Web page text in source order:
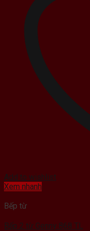
Add to wishlist
Xem nhanh
Bếp từ
Bếp 2 từ Genny 868 TL